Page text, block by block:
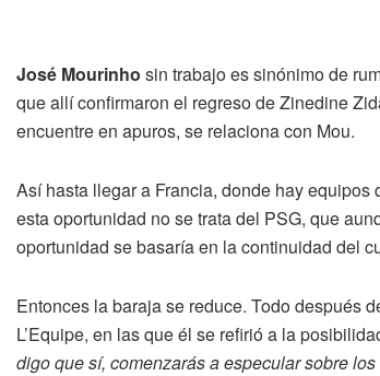
José Mourinho sin trabajo es sinónimo de
que allí confirmaron el regreso de Zinedine
encuentre en apuros, se relaciona con Mou.
Así hasta llegar a Francia, donde hay
esta oportunidad no se trata del PSG, que
oportunidad se basaría en la continuidad del
Entonces la baraja se reduce. Todo después
L’Equipe, en las que él se refirió a la
digo que sí, comenzarás a especular sobre